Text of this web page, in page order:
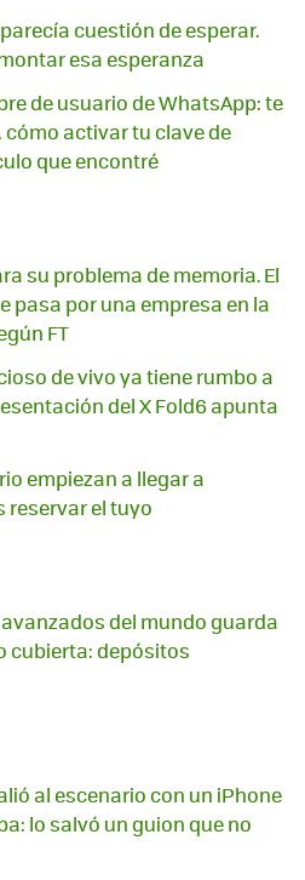
cuestión de esperar.
esa esperanza
de usuario de WhatsApp: te
activar tu clave de
que encontré
su problema de memoria. El
pasa por una empresa en la
FT
de vivo ya tiene rumbo a
del X Fold6 apunta
empiezan a llegar a
reservar el tuyo
del mundo guarda
cubierta: depósitos
al escenario con un iPhone
lo salvó un guion que no